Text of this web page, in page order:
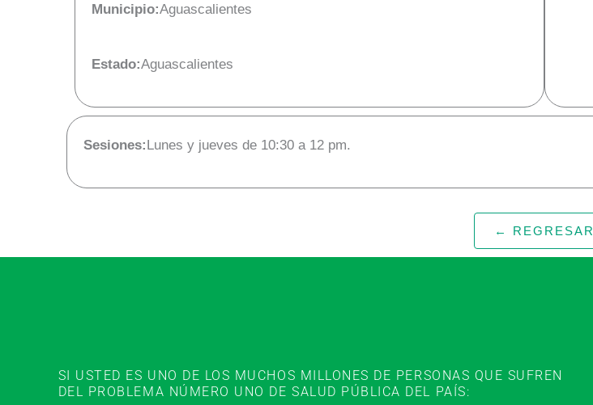
Municipio:Aguascalientes
Estado:Aguascalientes
Sesiones:Lunes y jueves de 10:30 a 12 pm.
← REGRESAR
SI USTED ES UNO DE LOS MUCHOS MILLONES DE PERSONAS QUE SUFREN
DEL PROBLEMA NÚMERO UNO DE SALUD PÚBLICA DEL PAÍS: